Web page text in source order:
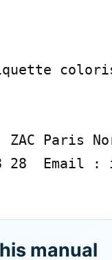
Paris
28  Email :
manual